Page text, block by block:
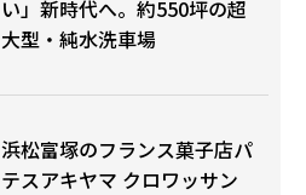
い」新時代へ。約550坪の超
大型・純水洗車場
浜松富塚のフランス菓子店パ
テスアキヤマ クロワッサン